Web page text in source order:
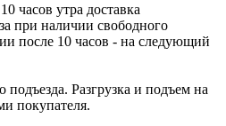
часов утра доставка
при наличии свободного
после 10 часов - на следующий
подъезда. Разгрузка и подъем на
покупателя.